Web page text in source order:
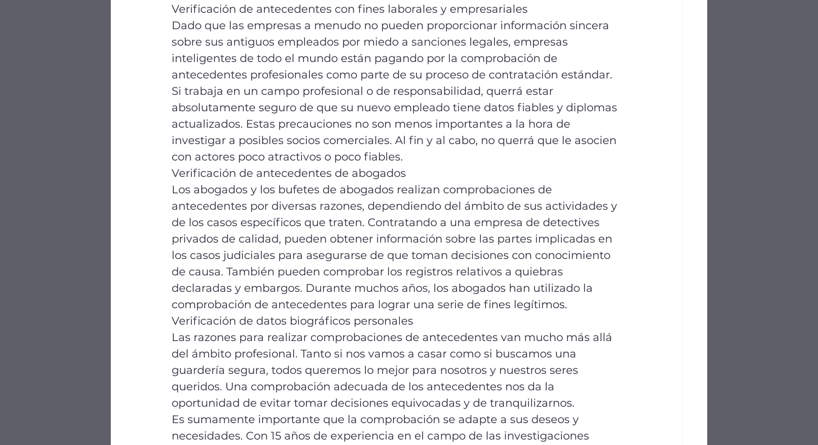
Verificación de antecedentes con fines laborales y empresariales
Dado que las empresas a menudo no pueden proporcionar información sincera
sobre sus antiguos empleados por miedo a sanciones legales, empresas
inteligentes de todo el mundo están pagando por la comprobación de
antecedentes profesionales como parte de su proceso de contratación estándar.
Si trabaja en un campo profesional o de responsabilidad, querrá estar
absolutamente seguro de que su nuevo empleado tiene datos fiables y diplomas
actualizados. Estas precauciones no son menos importantes a la hora de
investigar a posibles socios comerciales. Al fin y al cabo, no querrá que le asocien
con actores poco atractivos o poco fiables.
Verificación de antecedentes de abogados
Los abogados y los bufetes de abogados realizan comprobaciones de
antecedentes por diversas razones, dependiendo del ámbito de sus actividades y
de los casos específicos que traten. Contratando a una empresa de detectives
privados de calidad, pueden obtener información sobre las partes implicadas en
los casos judiciales para asegurarse de que toman decisiones con conocimiento
de causa. También pueden comprobar los registros relativos a quiebras
declaradas y embargos. Durante muchos años, los abogados han utilizado la
comprobación de antecedentes para lograr una serie de fines legítimos.
Verificación de datos biográficos personales
Las razones para realizar comprobaciones de antecedentes van mucho más allá
del ámbito profesional. Tanto si nos vamos a casar como si buscamos una
guardería segura, todos queremos lo mejor para nosotros y nuestros seres
queridos. Una comprobación adecuada de los antecedentes nos da la
oportunidad de evitar tomar decisiones equivocadas y de tranquilizarnos.
Es sumamente importante que la comprobación se adapte a sus deseos y
necesidades. Con 15 años de experiencia en el campo de las investigaciones